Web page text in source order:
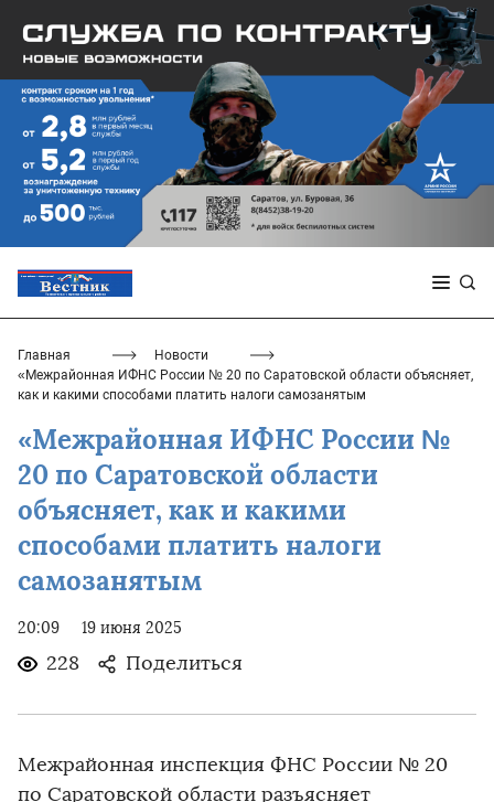
Главная
Новости
«Межрайонная ИФНС России № 20 по Саратовской области объясняет,
как и какими способами платить налоги самозанятым
«Межрайонная ИФНС России №
20 по Саратовской области
объясняет, как и какими
способами платить налоги
самозанятым
20:09 19 июня 2025
228 Поделиться
Межрайонная инспекция ФНС России № 20
по Саратовской области разъясняет